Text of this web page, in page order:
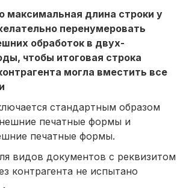
максимальная длина строки у
перенумеровать
обработок в двух-
чтобы итоговая строка
могла вместить все
стандартным образом
печатные формы и
печатные формы.
видов документов с реквизитом
контрагента не испытано